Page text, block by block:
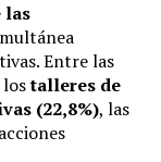
las
Entre las
lostalleres de
(22,8%), las